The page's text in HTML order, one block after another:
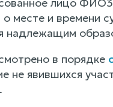
месте и времени
надлежащим
в порядке
не явившихся